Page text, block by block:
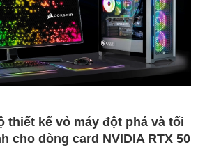
thiết kế vỏ máy đột phá và tối
cho dòng card NVIDIA RTX 50